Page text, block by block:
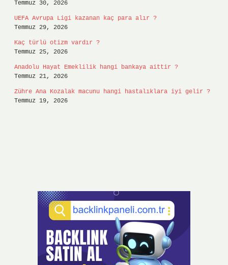
Temmuz 30, 2026
UEFA Avrupa Ligi kazanan kaç para alır ?
Temmuz 29, 2026
Kaç türlü otizm vardır ?
Temmuz 25, 2026
Anadolu Hayat Emeklilik hangi bankaya aittir ?
Temmuz 21, 2026
Zühre Ana Kozalak macunu hangi hastalıklara iyi gelir ?
Temmuz 19, 2026